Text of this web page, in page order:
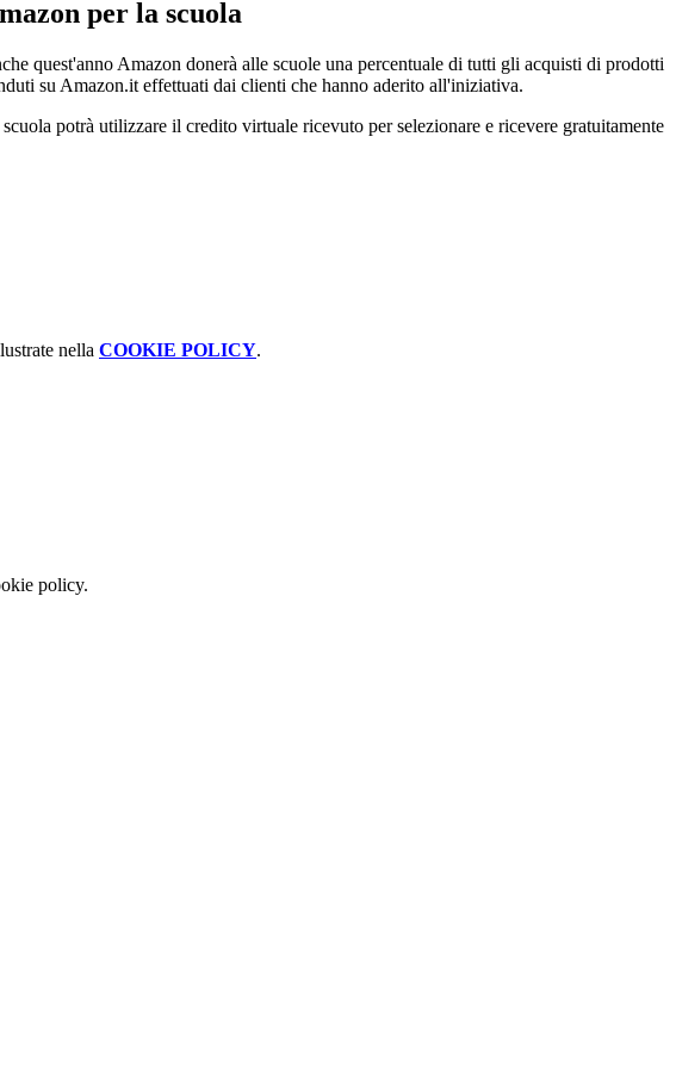
per la scuola
quest'anno Amazon donerà alle scuole una percentuale di tutti gli acquisti di prodotti
su Amazon.it effettuati dai clienti che hanno aderito all'iniziativa.
potrà utilizzare il credito virtuale ricevuto per selezionare e ricevere gratuitamente
nella COOKIE POLICY.
policy.